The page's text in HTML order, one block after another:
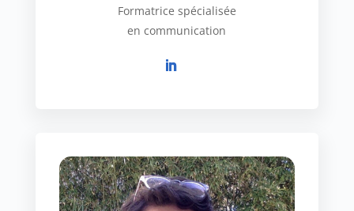
Formatrice spécialisée
en communication